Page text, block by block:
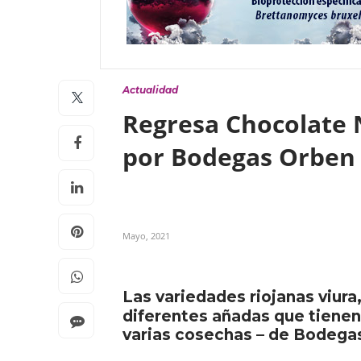
Actualidad
Regresa Chocolate
por Bodegas Orben
Mayo, 2021
Las variedades riojanas
diferentes añadas que
varias cosechas – de